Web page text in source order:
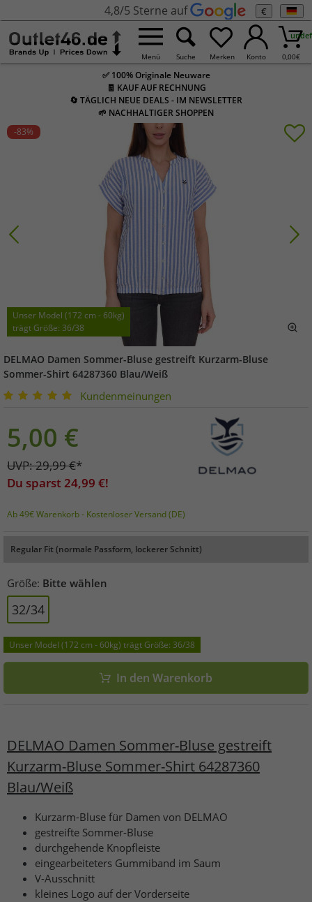
4,8/5 Sterne auf €
Menü Suche Merken Konto 0,00€
✅ 100% Originale Neuware
🧾 KAUF AUF RECHNUNG
🔄 TÄGLICH NEUE DEALS - IM NEWSLETTER
🌱 NACHHALTIGER SHOPPEN
-83%
Unser Model (172 cm - 60kg)
trägt Größe: 36/38
DELMAO Damen Sommer-Bluse gestreift Kurzarm-Bluse
Sommer-Shirt 64287360 Blau/Weiß
Kundenmeinungen
5,00 €
UVP:29,99€*
Du sparst 24,99 €!
Ab 49€ Warenkorb - Kostenloser Versand (DE)
Regular Fit (normale Passform, lockerer Schnitt)
Größe: Bitte wählen
32/34
Unser Model (172 cm - 60kg) trägt Größe: 36/38
In den Warenkorb
DELMAO Damen Sommer-Bluse gestreift
Kurzarm-Bluse Sommer-Shirt 64287360
Blau/Weiß
Kurzarm-Bluse für Damen von DELMAO
gestreifte Sommer-Bluse
durchgehende Knopfleiste
eingearbeiteters Gummiband im Saum
V-Ausschnitt
kleines Logo auf der Vorderseite